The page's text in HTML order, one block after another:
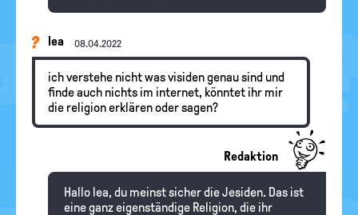
lea 08.04.2022
ich verstehe nicht was visiden genau sind und
finde auch nichts im internet, könntet ihr mir
die religion erklären oder sagen?
Redaktion
Hallo lea, du meinst sicher die Jesiden. Das ist
eine ganz eigenständige Religion, die ihr